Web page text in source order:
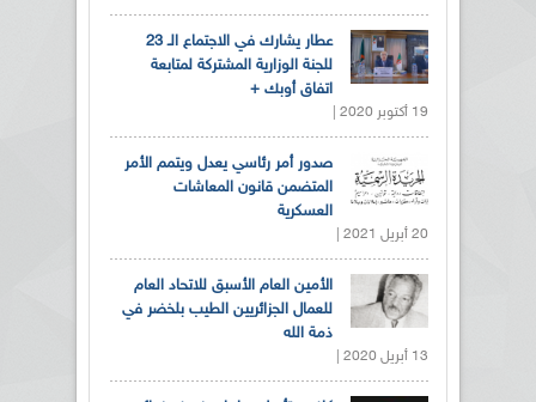
عطار يشارك في الاجتماع الـ 23
للجنة الوزارية المشتركة لمتابعة
اتفاق أوبك +
19 أكتوبر 2020 |
صدور أمر رئاسي يعدل ويتمم الأمر
المتضمن قانون المعاشات
العسكرية
20 أبريل 2021 |
الأمين العام الأسبق للاتحاد العام
للعمال الجزائريين الطيب بلخضر في
ذمة الله
13 أبريل 2020 |